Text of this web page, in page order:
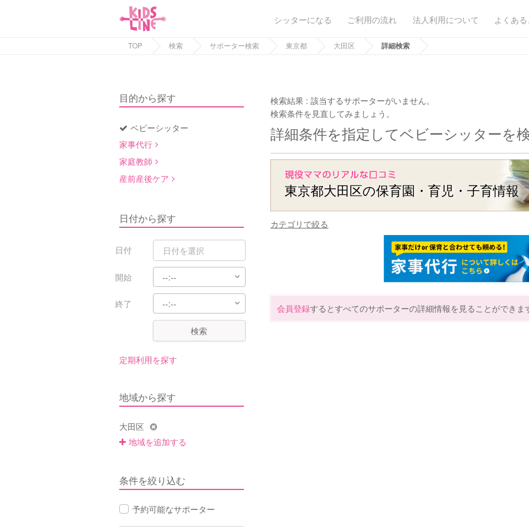
シッターになる ご利用の流れ 法人利用について よくあ
TOP 検索 サポーター検索 東京都 大田区 詳細検索
目的から探す
ベビーシッター
家事代行
家庭教師
産前産後ケア
日付から探す
日付
開始
終了
検索
定期利用を探す
地域から探す
大田区
地域を追加する
条件を絞り込む
予約可能なサポーター
検索結果 :該当するサポーターがいません。
検索条件を見直してみましょう。
詳細条件を指定してベビーシッターを
東京都大田区の保育園・育児・子育情報
カテゴリで絞る
会員登録するとすべてのサポーターの詳細情報を見ることができま